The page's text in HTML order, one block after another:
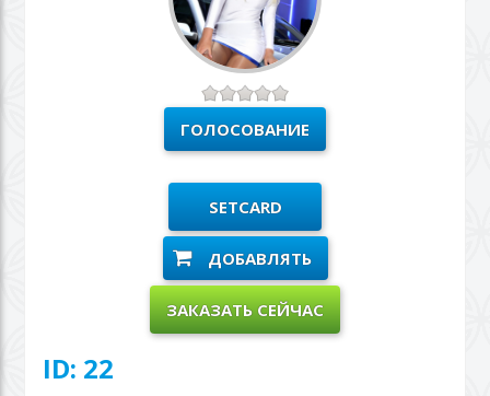
SETCARD
ДОБАВЛЯТЬ
ЗАКАЗАТЬ СЕЙЧАС
ID: 22